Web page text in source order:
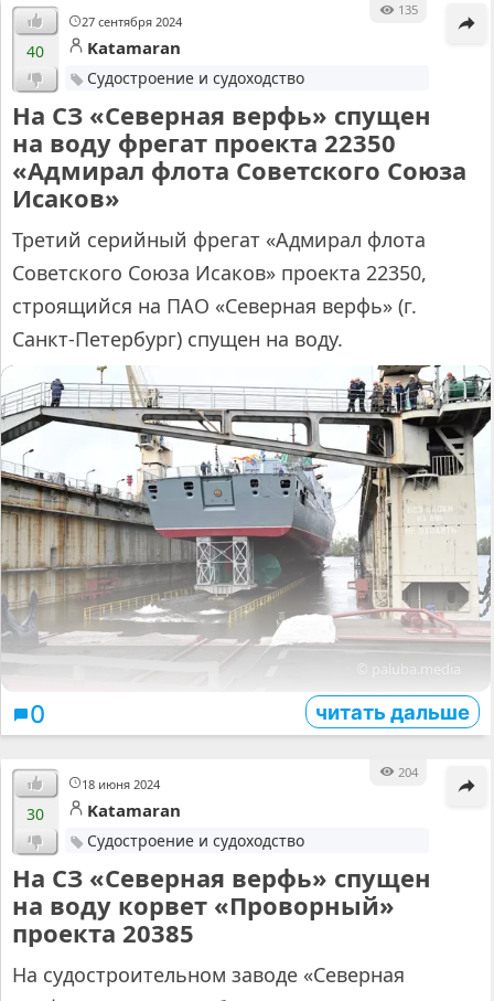
27 сентября 2024
135
40 Katamaran
Судостроение и судоходство
На СЗ «Северная верфь» спущен
на воду фрегат проекта 22350
«Адмирал флота Советского Союза
Исаков»
Третий серийный фрегат «Адмирал флота
Советского Союза Исаков» проекта 22350,
строящийся на ПАО «Северная верфь» (г.
Санкт-Петербург) спущен на воду.
© paluba.media
0 читать дальше
18 июня 2024
204
30 Katamaran
Судостроение и судоходство
На СЗ «Северная верфь» спущен
на воду корвет «Проворный»
проекта 20385
На судостроительном заводе «Северная